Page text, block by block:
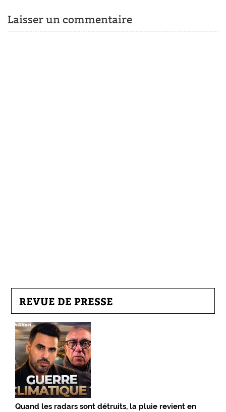
Laisser un commentaire
REVUE DE PRESSE
Quand les radars sont détruits, la pluie revient en